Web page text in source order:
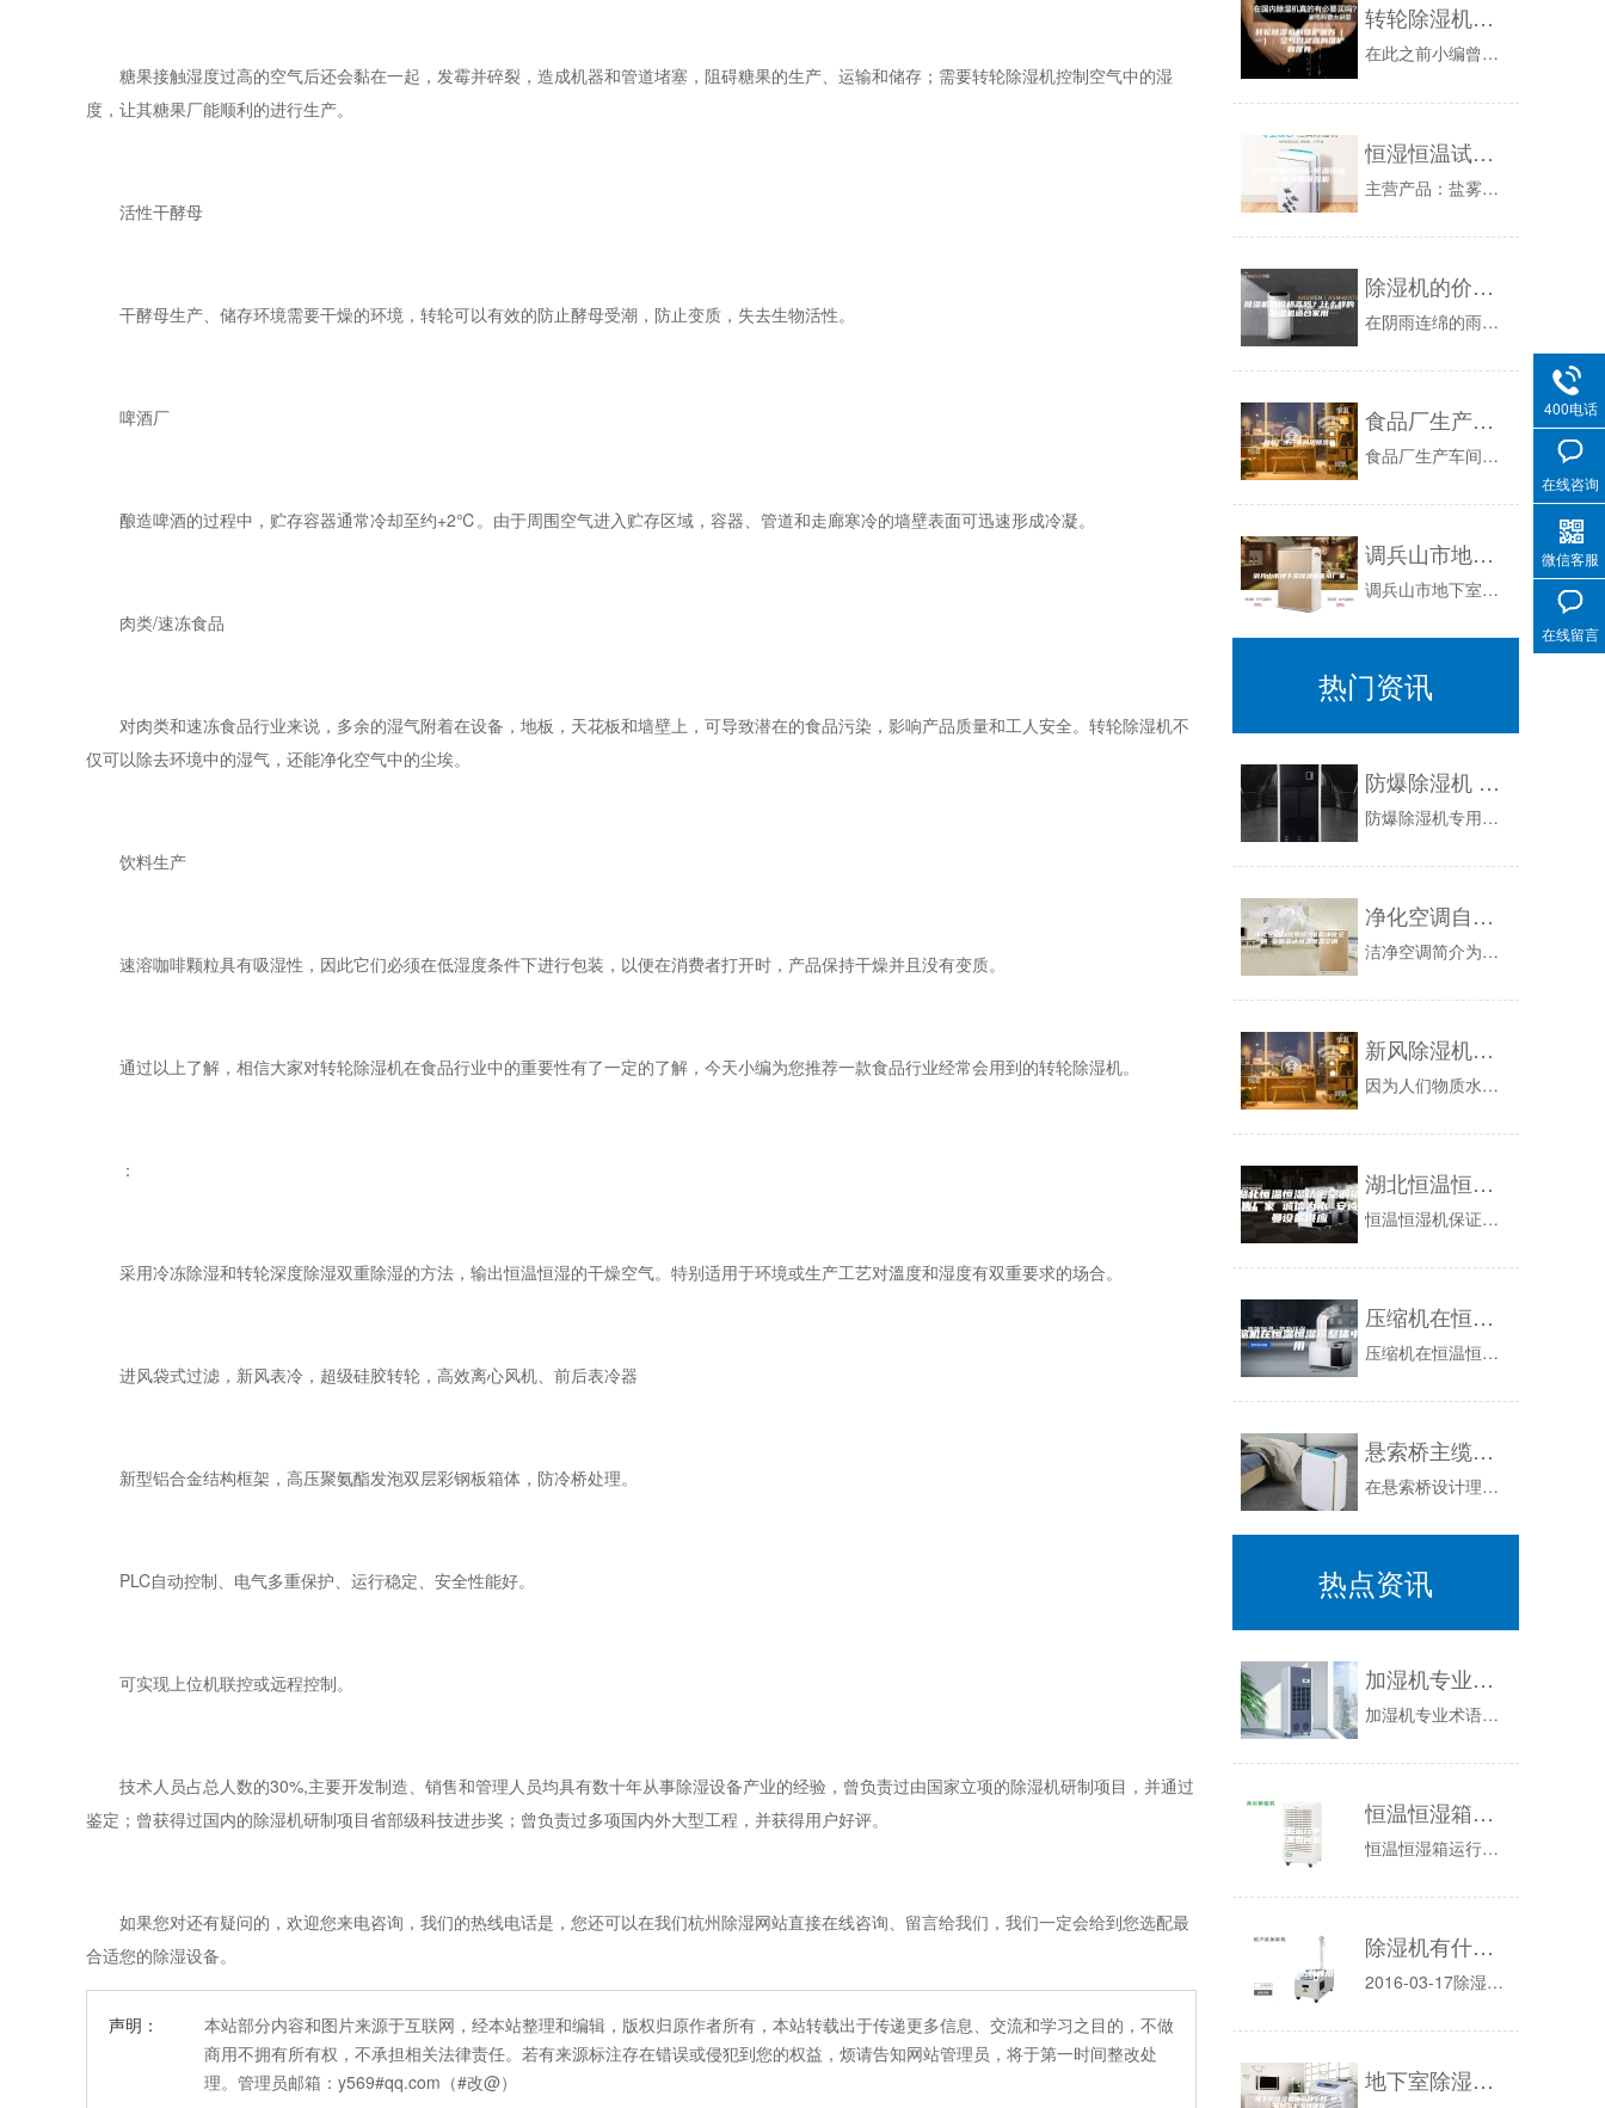
糖果接触湿度过高的空气后还会黏在一起，发霉并碎裂，造成机器和管道堵塞，阻碍糖果的生产、运输和储存；需要转轮除湿机控制空气中的湿
度，让其糖果厂能顺利的进行生产。
活性干酵母
干酵母生产、储存环境需要干燥的环境，转轮可以有效的防止酵母受潮，防止变质，失去生物活性。
啤酒厂
酿造啤酒的过程中，贮存容器通常冷却至约+2℃。由于周围空气进入贮存区域，容器、管道和走廊寒冷的墙壁表面可迅速形成冷凝。
肉类/速冻食品
对肉类和速冻食品行业来说，多余的湿气附着在设备，地板，天花板和墙壁上，可导致潜在的食品污染，影响产品质量和工人安全。转轮除湿机不
仅可以除去环境中的湿气，还能净化空气中的尘埃。
饮料生产
速溶咖啡颗粒具有吸湿性，因此它们必须在低湿度条件下进行包装，以便在消费者打开时，产品保持干燥并且没有变质。
通过以上了解，相信大家对转轮除湿机在食品行业中的重要性有了一定的了解，今天小编为您推荐一款食品行业经常会用到的转轮除湿机。
：
采用冷冻除湿和转轮深度除湿双重除湿的方法，输出恒温恒湿的干燥空气。特别适用于环境或生产工艺对溫度和湿度有双重要求的场合。
进风袋式过滤，新风表冷，超级硅胶转轮，高效离心风机、前后表冷器
新型铝合金结构框架，高压聚氨酯发泡双层彩钢板箱体，防冷桥处理。
PLC自动控制、电气多重保护、运行稳定、安全性能好。
可实现上位机联控或远程控制。
技术人员占总人数的30%,主要开发制造、销售和管理人员均具有数十年从事除湿设备产业的经验，曾负责过由国家立项的除湿机研制项目，并通过
鉴定；曾获得过国内的除湿机研制项目省部级科技进步奖；曾负责过多项国内外大型工程，并获得用户好评。
如果您对还有疑问的，欢迎您来电咨询，我们的热线电话是，您还可以在我们杭州除湿网站直接在线咨询、留言给我们，我们一定会给到您选配最
合适您的除湿设备。
声明：
本站部分内容和图片来源于互联网，经本站整理和编辑，版权归原作者所有，本站转载出于传递更多信息、交流和学习之目的，不做
商用不拥有所有权，不承担相关法律责任。若有来源标注存在错误或侵犯到您的权益，烦请告知网站管理员，将于第一时间整改处
理。管理员邮箱：y569#qq.com（#改@）
转轮除湿机的维护保养（一）：空气过滤器的维护和保养
在此之前小编曾推出过转轮除湿设备的安装要求和转轮除湿机的保养周期，那么在接下来的一段时间，小编将给大家带来有除湿众多经验丰富的专家联合编制的...
恒湿恒温试验箱-恒温恒湿箱-安诗曼除湿机
主营产品：盐雾试验机，盐雾试验箱，高低温试验箱，恒温恒湿试验箱，振动试验台，环压试验机，步入式恒温恒湿房，恒温恒湿试验房，可程式恒温恒湿试验...
除湿机的价格高吗？什么样的除湿机适合家用
在阴雨连绵的雨季，人们难免会想一款除湿机。除湿机作为一种较为科学的除湿产品，目前已经普遍在普通家庭、工业环境之中使用起来，除湿机不仅能保护室...
食品厂生产车间用除湿机
食品厂生产车间用除湿机厂家新闻记者报道：潮湿多雨天气里，空气中的湿度也会随之不断上升，这对于档案室内文件的长期安全存储是极为不利的，为了有效...
调兵山市地下室除湿机直销厂家
调兵山市地下室除湿机最新资讯：夏天天气炎热，空气中总会含有大量的水分梦飞船容易就会形成一个潮湿的环境。地下室经过长时间的关闭后，成为一个高湿...
热门资讯
防爆除湿机 专用头盔自动喷涂车间除湿
防爆除湿机专用头盔自动喷涂车间除湿：随着公安部一声令下，电动车、摩托车使用的头盔、安全帽突然变成今年的第二个网红，因为从6月1日起，全国将开...
净化空调自控系统 淮南净化空调 安徽霖达恒温恒湿空调
洁净空调简介为了使洁净室内保持所需要的温湿度、风速、压力和洁净度等参数，常用的方法是向室内不断送入一定量经过处理的空气，以消除洁净室内外各种...
新风除湿机是改善室内环境的利器
因为人们物质水平进步，相应的对本身所在的环境要求也跟着进步，特别是进几年我国多个区域空气质量的恶劣，人们也越来越多的重视本身的寓居环境。许多...
湖北恒温恒湿精密空调销售厂家 诚信为本 安诗曼设备供应
恒温恒湿机保证在环境试验中环境条件的再现性。可重复性一台环境可能用于同一类型产品的多次试验，而一台被试的工程产品也可能在不同的环境中进行试验...
压缩机在恒温恒湿箱整体中作用
压缩机在恒温恒湿箱整体中充当着心脏的作用，是整个设备中配件最贵的一部分大家都知道，恒温恒湿试验箱应用用途非常广泛，这样一台设备，最小规格的都...
悬索桥主缆的除湿问题
在悬索桥设计理论中,主缆的设计寿命与桥梁的设计寿命等同,是不考虑更换的,其承担了全桥上部结构所有的静载和动载。因此,主缆对于悬索桥来说至关重...
热点资讯
加湿机专业术语的说明
加湿机专业术语的说明：消费者购买了加湿机，看说明书的时候，会对一些专业术语看不懂，小编在这里整理了一下，给大家做个介绍，让大家对加湿机有个明...
恒温恒湿箱运行中报故障警时高如何处理
恒温恒湿箱运行中报故障警时高如何处理恒温恒湿试验箱在关注测试数据的同时也要时刻注意试验箱感应警报系统。当恒温恒湿试验箱内出现异常情况的时候就...
除湿机有什么作用 除湿机什么时候用
2016-03-17除湿机大家知道吗？那么大家对于除湿机有了解吗？除湿机什么时候用呢？使用除湿机有什么好处呢？下面就为大家介绍一下除湿机的相...
地下室除湿机哪个牌子好 地下室除湿机品牌推荐
400电话
在线咨询
微信客服
在线留言